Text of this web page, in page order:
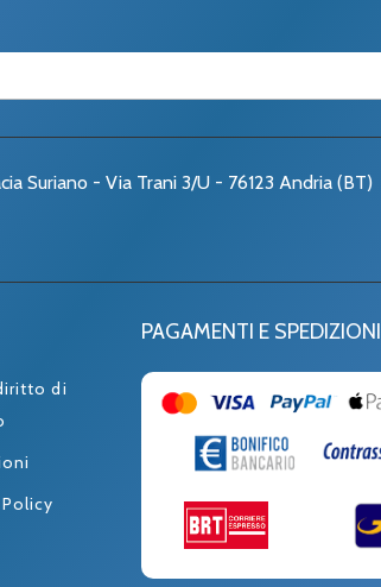
Suriano - Via Trani 3/U - 76123 Andria (BT)
di
PAGAMENTI E SPEDIZIONI